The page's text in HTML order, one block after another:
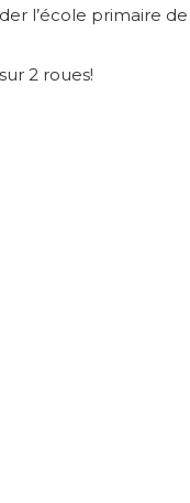
l’école primaire de
2 roues!